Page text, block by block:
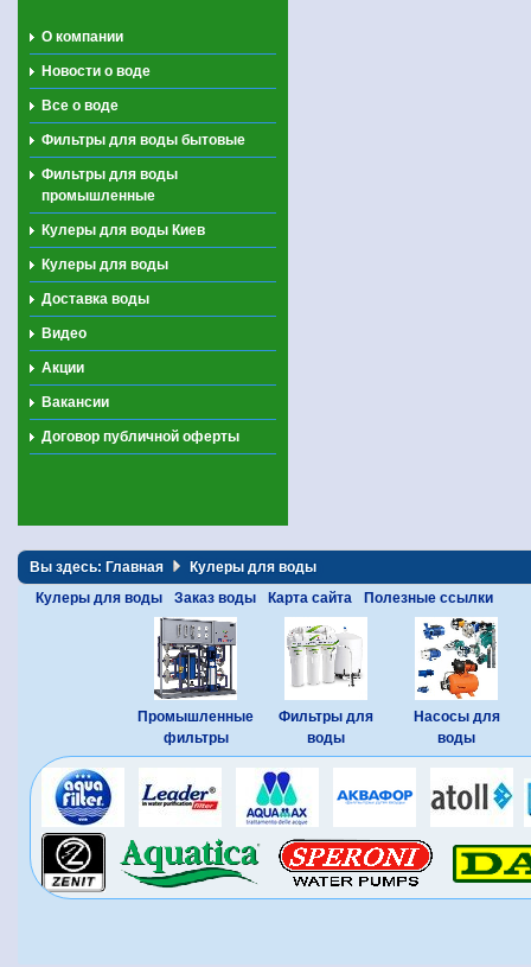
О компании
Новости о воде
Все о воде
Фильтры для воды бытовые
Фильтры для воды
промышленные
Кулеры для воды Киев
Кулеры для воды
Доставка воды
Видео
Акции
Вакансии
Договор публичной оферты
Вы здесь: Главная
Кулеры для воды
Кулеры для воды
Заказ воды Карта сайта Полезные ссылки
Промышленные
фильтры
Фильтры для
воды
Насосы для
воды